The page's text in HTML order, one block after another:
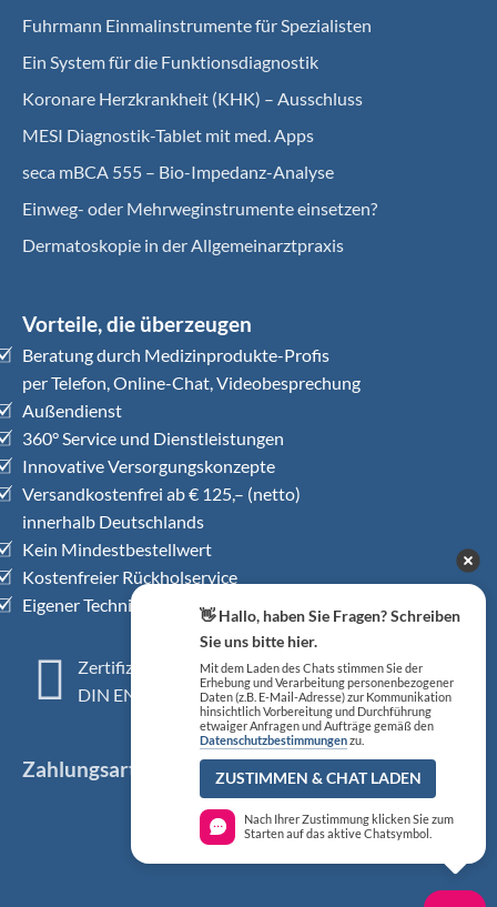
Fuhrmann Einmalinstrumente für Spezialisten
Ein System für die Funktionsdiagnostik
Koro­nare Herz­krank­heit (KHK) – Ausschluss
MESI Diagnostik-Tablet mit med. Apps
seca mBCA 555 – Bio-Impedanz-Analyse
Einweg- oder Mehrweginstrumente einsetzen?
Dermatoskopie in der Allgemeinarztpraxis
Vorteile, die überzeugen
Beratung durch Medizinprodukte-Profis
per Telefon, Online-Chat, Videobesprechung
Außendienst
360° Service und Dienstleistungen
Innovative Versorgungskonzepte
Versandkostenfrei ab € 125,– (netto)
innerhalb Deutschlands
Kein Mindestbestellwert
Kostenfreier Rückholservice
Eigener Technischer Kundendienst
Zertifiziertes QM-System
DIN EN ISO 13485
Zahlungsarten
👋 Hallo, haben Sie Fragen? Schreiben
Sie uns bitte hier.
Mit dem Laden des Chats stimmen Sie der
Erhebung und Verarbeitung personenbezogener
Daten (z.B. E-Mail-Adresse) zur Kommunikation
hinsichtlich Vorbereitung und Durchführung
etwaiger Anfragen und Aufträge gemäß den
Datenschutzbestimmungenzu.
ZUSTIMMEN & CHAT LADEN
Nach Ihrer Zustimmung klicken Sie zum
Starten auf das aktive Chatsymbol.